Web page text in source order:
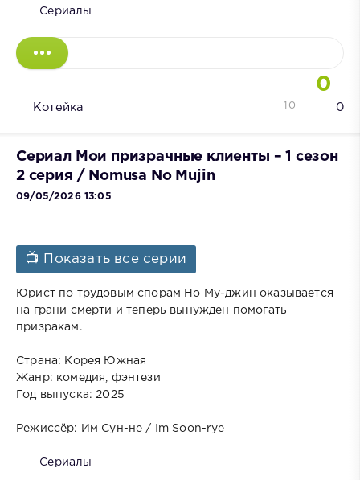
Сериалы
0
Котейка 0
10
Сериал Мои призрачные клиенты – 1 сезон
2 серия / Nomusa No Mujin
09/05/2026 13:05
📺 Показать все серии
Юрист по трудовым спорам Но Му-джин оказывается
на грани смерти и теперь вынужден помогать
призракам.
Страна: Корея Южная
Жанр: комедия, фэнтези
Год выпуска: 2025
Режиссёр: Им Сун-не / Im Soon-rye
Сериалы